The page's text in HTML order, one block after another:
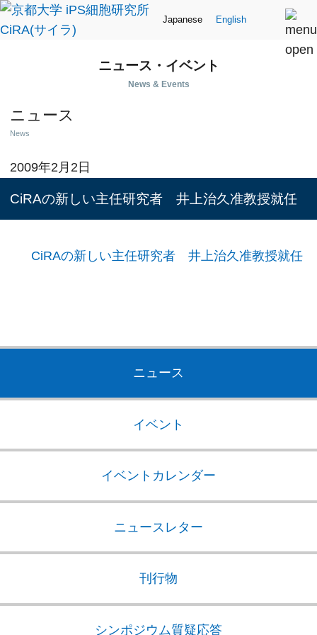
Japanese English
ニュース・イベント
News & Events
ニュース
News
2009年2月2日
CiRAの新しい主任研究者 井上治久准教授就任
CiRAの新しい主任研究者 井上治久准教授就任
ニュース
イベント
イベントカレンダー
ニュースレター
刊行物
シンポジウム質疑応答